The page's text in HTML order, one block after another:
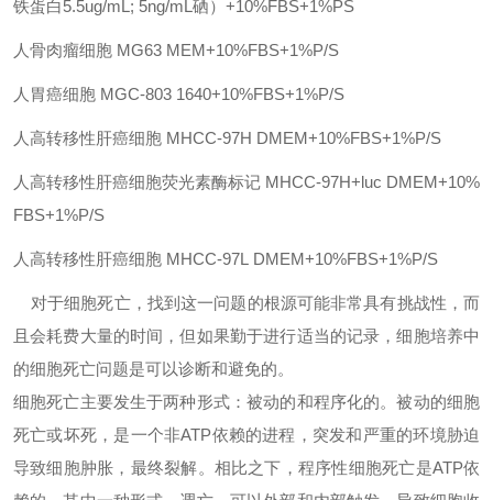
铁蛋白5.5ug/mL; 5ng/mL硒）+10%FBS+1%PS
人骨肉瘤细胞 MG63 MEM+10%FBS+1%P/S
人胃癌细胞 MGC-803 1640+10%FBS+1%P/S
人高转移性肝癌细胞 MHCC-97H DMEM+10%FBS+1%P/S
人高转移性肝癌细胞荧光素酶标记 MHCC-97H+luc DMEM+10%
FBS+1%P/S
人高转移性肝癌细胞 MHCC-97L DMEM+10%FBS+1%P/S
对于细胞死亡，找到这一问题的根源可能非常具有挑战性，而
且会耗费大量的时间，但如果勤于进行适当的记录，细胞培养中
的细胞死亡问题是可以诊断和避免的。
细胞死亡主要发生于两种形式：被动的和程序化的。被动的细胞
死亡或坏死，是一个非ATP依赖的进程，突发和严重的环境胁迫
导致细胞肿胀，最终裂解。相比之下，程序性细胞死亡是ATP依